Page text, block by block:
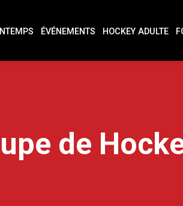
ÉVÉNEMENTS HOCKEY ADULTE
de